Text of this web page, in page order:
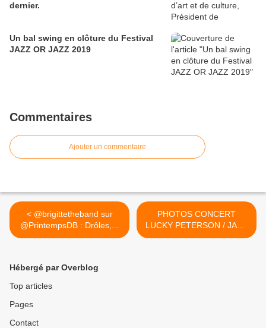
dernier.
Un bal swing en clôture du Festival
JAZZ OR JAZZ 2019
Commentaires
Ajouter un commentaire
< @brigittetheband sur
@PrintempsDB : Drôles,...
PHOTOS CONCERT
LUCKY PETERSON / JAZZ
OR JAZZ A... >
Hébergé par Overblog
Top articles
Pages
Contact